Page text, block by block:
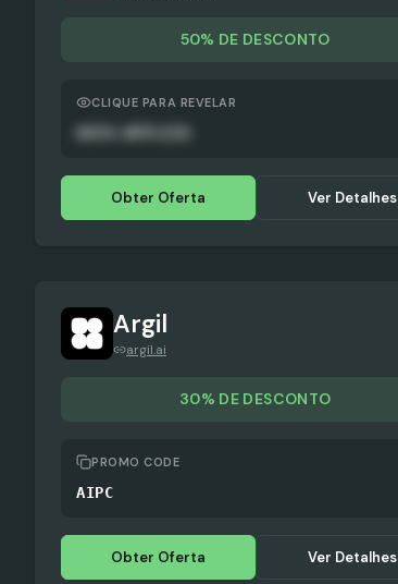
50% DE DESCONTO
CLIQUE PARA REVELAR
Obter Oferta Ver Detalhes
Argil
argil.ai
30% DE DESCONTO
PROMO CODE
AIPC
Obter Oferta Ver Detalhes